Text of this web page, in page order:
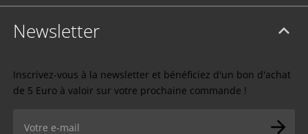
Newsletter
Inscrivez-vous à la newsletter et bénéficiez d'un bon d'achat
de 5 Euro à valoir sur votre prochaine commande !